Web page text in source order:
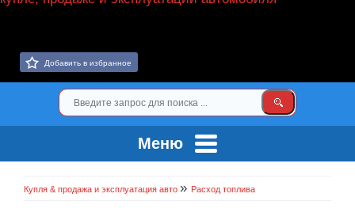
Добавить в избранное
Меню
Купля & продажа и эксплуатация авто » Расход топлива